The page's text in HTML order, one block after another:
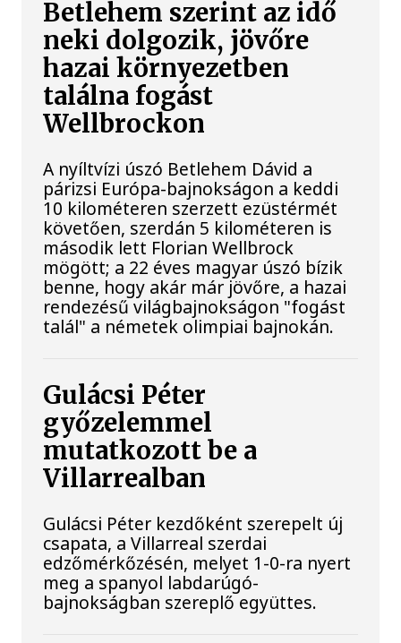
Betlehem szerint az idő
neki dolgozik, jövőre
hazai környezetben
találna fogást
Wellbrockon
A nyíltvízi úszó Betlehem Dávid a
párizsi Európa-bajnokságon a keddi
10 kilométeren szerzett ezüstérmét
követően, szerdán 5 kilométeren is
második lett Florian Wellbrock
mögött; a 22 éves magyar úszó bízik
benne, hogy akár már jövőre, a hazai
rendezésű világbajnokságon "fogást
talál" a németek olimpiai bajnokán.
Gulácsi Péter
győzelemmel
mutatkozott be a
Villarrealban
Gulácsi Péter kezdőként szerepelt új
csapata, a Villarreal szerdai
edzőmérkőzésén, melyet 1-0-ra nyert
meg a spanyol labdarúgó-
bajnokságban szereplő együttes.